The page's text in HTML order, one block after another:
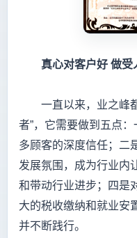
真心对客户好 做受
一直以来，业之峰都
者”，它需要做到五点
多顾客的深度信任；二
发展氛围，成为行业内
和带动行业进步；四是
大的税收缴纳和就业安
并不断践行。